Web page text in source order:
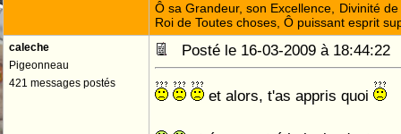
Ô sa Grandeur, son Excellence, Divinité
Roi de Toutes choses, Ô puissant esprit
caleche
Pigeonneau
421 messages postés
Posté le 16-03-2009 à
et alors, t'as appris quoi